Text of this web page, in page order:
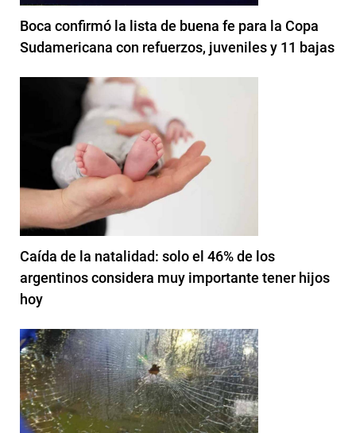
Boca confirmó la lista de buena fe para la Copa
Sudamericana con refuerzos, juveniles y 11 bajas
Caída de la natalidad: solo el 46% de los
argentinos considera muy importante tener hijos
hoy